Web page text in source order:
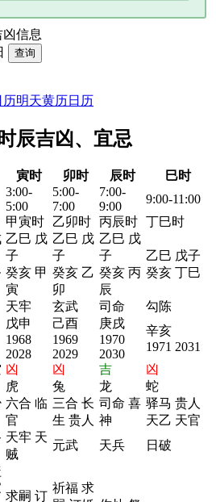
信息
历明天黄历日历
辰吉凶、宜忌
寅时 卯时 辰时
巳时
3:00-
5:00
5:00-
7:00
7:00-
9:00
9:00-11:00
甲寅时 乙卯时 丙辰时 丁巳时
乙巳 戊
子
癸亥 甲
寅
乙巳 戊
子
癸亥 乙
卯
乙巳 戊
子
癸亥 丙
辰
乙巳 戊子
癸亥 丁巳
天牢 玄武 司命 勾陈
戊申
1968
2028
己酉
1969
2029
庚戌
1970
2030
辛亥
1971 2031
凶 凶 吉
凶
虎 兔 龙
蛇
六合 临
官
三合 长
生 贵人
司命 喜
神
驿马 贵人
天乙 天官
天牢 天
贼
元武 天兵 日破
求嗣 订
祈福 求